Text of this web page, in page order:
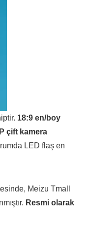
18:9 en/boy
çift kamera
LED flaş en
Meizu Tmall
Resmi olarak